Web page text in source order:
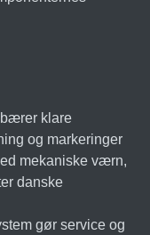
klare
og markeringer
mekaniske værn,
danske
gør service og